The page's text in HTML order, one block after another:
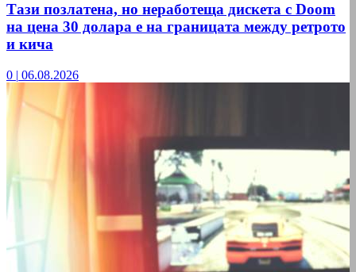
Тази позлатена, но неработеща дискета с Doom
на цена 30 долара е на границата между ретрото
и кича
0 | 06.08.2026